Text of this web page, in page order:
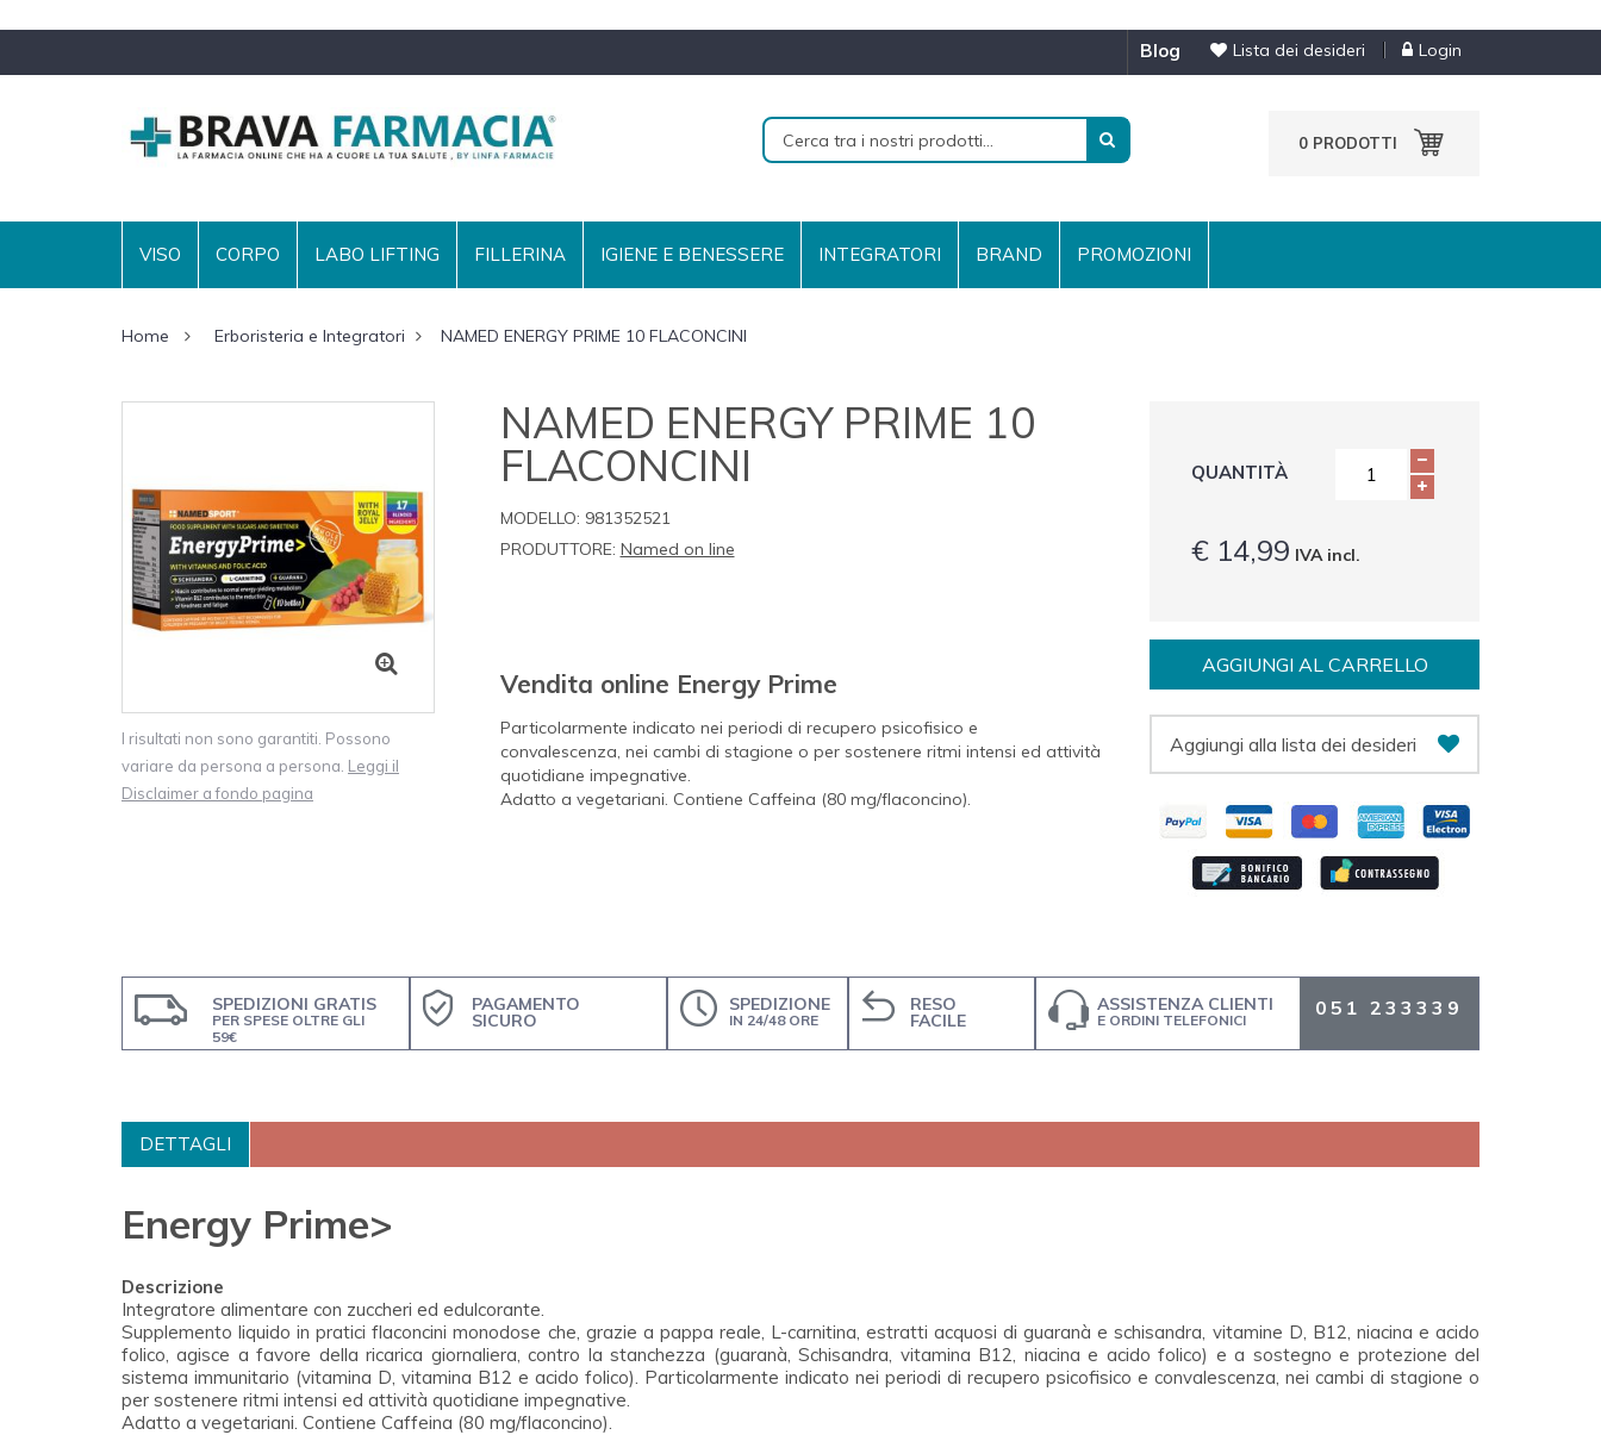
Lista dei desideri Login
blog
0 PRODOTTI
VISO CORPO LABO LIFTING FILLERINA IGIENE E BENESSERE INTEGRATORI BRAND PROMOZIONI
Home Erboristeria e Integratori NAMED ENERGY PRIME 10 FLACONCINI
I risultati non sono garantiti. Possono
variare da persona a persona. Leggi il
Disclaimer a fondo pagina
NAMED ENERGY PRIME 10
FLACONCINI
MODELLO: 981352521
PRODUTTORE: Named on line
Vendita online Energy Prime
Particolarmente indicato nei periodi di recupero psicofisico e
convalescenza, nei cambi di stagione o per sostenere ritmi intensi ed attività
quotidiane impegnative.
Adatto a vegetariani. Contiene Caffeina (80 mg/flaconcino).
QUANTITÀ
€ 14,99 IVA incl.
AGGIUNGI AL CARRELLO
Aggiungi alla lista dei desideri
SPEDIZIONI GRATIS
PER SPESE OLTRE GLI
59€
PAGAMENTO
SICURO
SPEDIZIONE
IN 24/48 ORE
RESO
FACILE
ASSISTENZA CLIENTI
E ORDINI TELEFONICI
051 233339
DETTAGLI
Energy Prime>
Descrizione
Integratore alimentare con zuccheri ed edulcorante.
Supplemento liquido in pratici flaconcini monodose che, grazie a pappa reale, L-carnitina, estratti acquosi di guaranà e schisandra, vitamine D, B12, niacina e acido
folico, agisce a favore della ricarica giornaliera, contro la stanchezza (guaranà, Schisandra, vitamina B12, niacina e acido folico) e a sostegno e protezione del
sistema immunitario (vitamina D, vitamina B12 e acido folico). Particolarmente indicato nei periodi di recupero psicofisico e convalescenza, nei cambi di stagione o
per sostenere ritmi intensi ed attività quotidiane impegnative.
Adatto a vegetariani. Contiene Caffeina (80 mg/flaconcino).